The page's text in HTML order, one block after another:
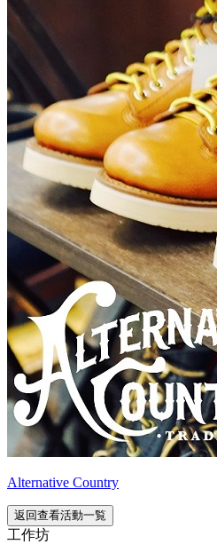
Alternative Country
返回查看活動一覧
工作坊